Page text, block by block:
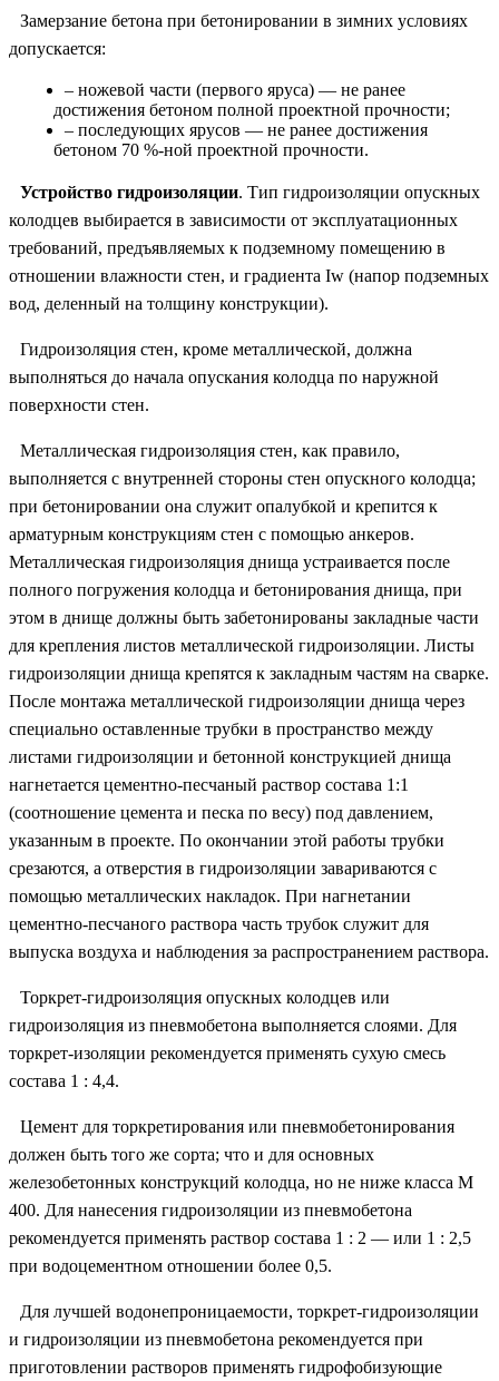
Замерзание бетона при бетонировании в зимних условиях
допускается:
– ножевой части (первого яруса) — не ранее
достижения бетоном полной проектной прочности;
– последующих ярусов — не ранее достижения
бетоном 70 %-ной проектной прочности.
Устройство гидроизоляции. Тип гидроизоляции опускных
колодцев выбирается в зависимости от эксплуатационных
требований, предъявляемых к подземному помещению в
отношении влажности стен, и градиента Iw (напор подземных
вод, деленный на толщину конструкции).
Гидроизоляция стен, кроме металлической, должна
выполняться до начала опускания колодца по наружной
поверхности стен.
Металлическая гидроизоляция стен, как правило,
выполняется с внутренней стороны стен опускного колодца;
при бетонировании она служит опалубкой и крепится к
арматурным конструкциям стен с помощью анкеров.
Металлическая гидроизоляция днища устраивается после
полного погружения колодца и бетонирования днища, при
этом в днище должны быть забетонированы закладные части
для крепления листов металлической гидроизоляции. Листы
гидроизоляции днища крепятся к закладным частям на сварке.
После монтажа металлической гидроизоляции днища через
специально оставленные трубки в пространство между
листами гидроизоляции и бетонной конструкцией днища
нагнетается цементно-песчаный раствор состава 1:1
(соотношение цемента и песка по весу) под давлением,
указанным в проекте. По окончании этой работы трубки
срезаются, а отверстия в гидроизоляции завариваются с
помощью металлических накладок. При нагнетании
цементно-песчаного раствора часть трубок служит для
выпуска воздуха и наблюдения за распространением раствора.
Торкрет-гидроизоляция опускных колодцев или
гидроизоляция из пневмобетона выполняется слоями. Для
торкрет-изоляции рекомендуется применять сухую смесь
состава 1 : 4,4.
Цемент для торкретирования или пневмобетонирования
должен быть того же сорта; что и для основных
железобетонных конструкций колодца, но не ниже класса М
400. Для нанесения гидроизоляции из пневмобетона
рекомендуется применять раствор состава 1 : 2 — или 1 : 2,5
при водоцементном отношении более 0,5.
Для лучшей водонепроницаемости, торкрет-гидроизоляции
и гидроизоляции из пневмобетона рекомендуется при
приготовлении растворов применять гидрофобизующие